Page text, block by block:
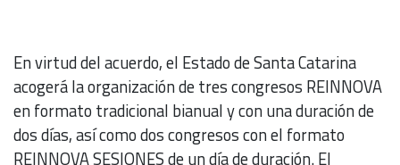
En virtud del acuerdo, el Estado de Santa Catarina
acogerá la organización de tres congresos REINNOVA
en formato tradicional bianual y con una duración de
dos días, así como dos congresos con el formato
REINNOVA SESIONES de un día de duración. El